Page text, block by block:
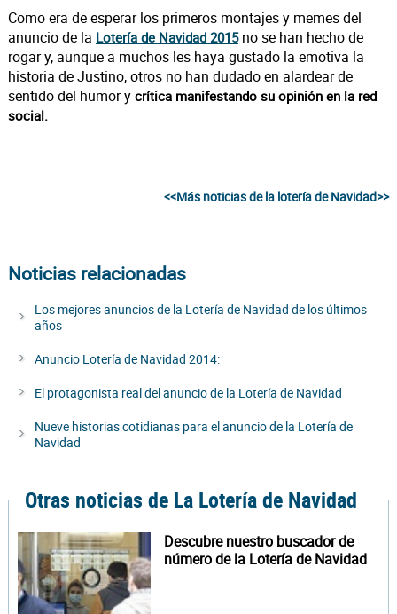
Como era de esperar los primeros montajes y memes del
anuncio de la Lotería de Navidad 2015no se han hecho de
rogar y, aunque a muchos les haya gustado la emotiva la
historia de Justino, otros no han dudado en alardear de
sentido del humor y crítica manifestando su opinión en la red
social.
<<Más noticias de la lotería de Navidad>>
Noticias relacionadas
Los mejores anuncios de la Lotería de Navidad de los últimos
años
Anuncio Lotería de Navidad 2014:
El protagonista real del anuncio de la Lotería de Navidad
Nueve historias cotidianas para el anuncio de la Lotería de
Navidad
Otras noticias de La Lotería de Navidad
Descubre nuestro buscador de
número de la Lotería de Navidad